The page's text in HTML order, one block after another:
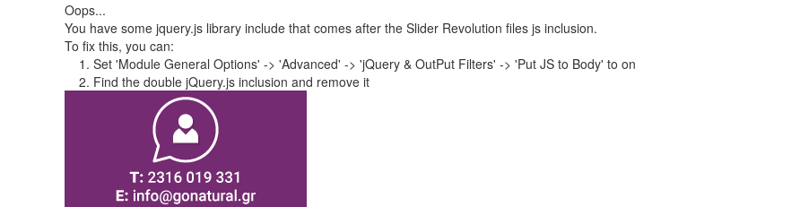
Oops...
You have some jquery.js library include that comes after the Slider Revolution files js inclusion.
To fix this, you can:
1. Set 'Module General Options' -> 'Advanced' -> 'jQuery & OutPut Filters' -> 'Put JS to Body' to on
2. Find the double jQuery.js inclusion and remove it